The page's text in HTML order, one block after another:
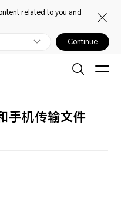
related to you and
Continue
手机传输文件